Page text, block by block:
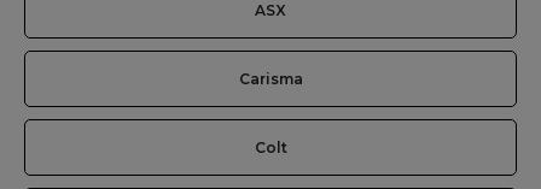
ASX
Carisma
Colt